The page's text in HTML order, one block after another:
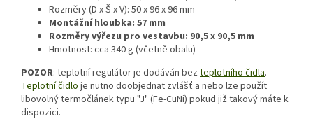
Rozměry (D x Š x V): 50 x 96 x 96 mm
Montážní hloubka: 57 mm
Rozměry výřezu pro vestavbu: 90,5 x 90,5 mm
Hmotnost: cca 340 g (včetně obalu)
POZOR: teplotní regulátor je dodáván bez teplotního čidla.
Teplotní čidloje nutno doobjednat zvlášť a nebo lze použít
libovolný termočlánek typu "J" (Fe-CuNi) pokud již takový máte k
dispozici.